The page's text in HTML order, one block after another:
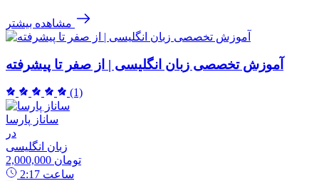
مشاهده بیشتر
آموزش تخصصی زبان انگلیسی | از صفر تا پیشرفته
(1)
ساناز پارسا
در
زبان انگلیسی
2,000,000 تومان
2:17 ساعت